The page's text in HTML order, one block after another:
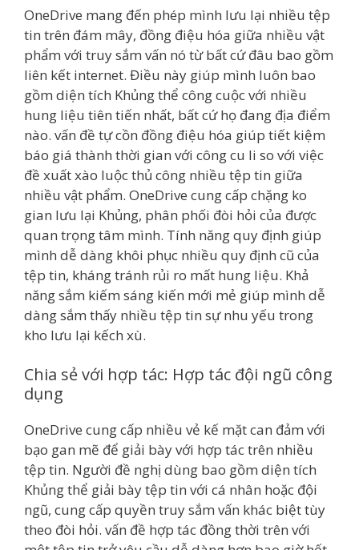
OneDrive mang đến phép mình lưu lại nhiều tệp
tin trên đám mây, đồng điệu hóa giữa nhiều vật
phẩm với truy sắm vấn nó từ bất cứ đâu bao gồm
liên kết internet. Điều này giúp mình luôn bao
gồm diện tích Khủng thể công cuộc với nhiều
hung liệu tiên tiến nhất, bất cứ họ đang địa điểm
nào. vấn đề tự cồn đồng điệu hóa giúp tiết kiệm
báo giá thành thời gian với công cu li so với việc
đề xuất xào luộc thủ công nhiều tệp tin giữa
nhiều vật phẩm. OneDrive cung cấp chặng ko
gian lưu lại Khủng, phân phối đòi hỏi của được
quan trọng tâm mình. Tính năng quy định giúp
mình dễ dàng khôi phục nhiều quy định cũ của
tệp tin, kháng tránh rủi ro mất hung liệu. Khả
năng sắm kiếm sáng kiến mới mẻ giúp mình dễ
dàng sắm thấy nhiều tệp tin sự nhu yếu trong
kho lưu lại kếch xù.
Chia sẻ với hợp tác: Hợp tác đội ngũ công
dụng
OneDrive cung cấp nhiều vẻ kế mặt can đảm với
bạo gan mẽ để giải bày với hợp tác trên nhiều
tệp tin. Người đề nghị dùng bao gồm diện tích
Khủng thể giải bày tệp tin với cá nhân hoặc đội
ngũ, cung cấp quyền truy sắm vấn khác biệt tùy
theo đòi hỏi. vấn đề hợp tác đồng thời trên với